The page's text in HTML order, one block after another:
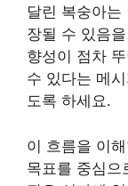
달린 복숭아
장될 수 있음
향성이 점차
수 있다는 메
도록 하세요.
이 흐름을 이
목표를 중심으